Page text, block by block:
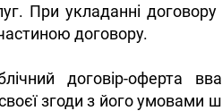
При укладанні
договору.
договір-оферта
згоди з його умовами